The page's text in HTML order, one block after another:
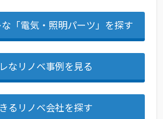
「電気・照明パーツ」を探す
なリノベ事例を見る
るリノベ会社を探す